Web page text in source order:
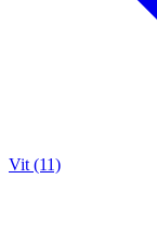
Vit (11)